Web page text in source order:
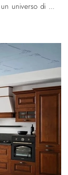
Cucine con penisola Ar-Tre: entra e scopri un universo di design e contenuto estetico! La cucina convenzionale Vanessa 01 ti attende.